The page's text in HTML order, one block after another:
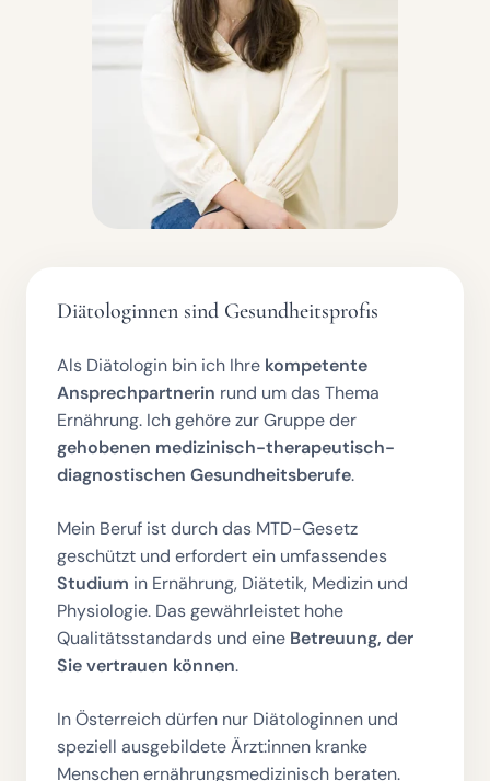
Diätologinnen sind Gesundheitsprofis
Als Diätologin bin ich Ihre kompetente
Ansprechpartnerin rund um das Thema
Ernährung. Ich gehöre zur Gruppe der
gehobenen medizinisch-therapeutisch-
diagnostischen Gesundheitsberufe.
Mein Beruf ist durch das MTD-Gesetz
geschützt und erfordert ein umfassendes
Studium in Ernährung, Diätetik, Medizin und
Physiologie. Das gewährleistet hohe
Qualitätsstandards und eine Betreuung, der
Sie vertrauen können.
In Österreich dürfen nur Diätologinnen und
speziell ausgebildete Ärzt:innen kranke
Menschen ernährungsmedizinisch beraten.